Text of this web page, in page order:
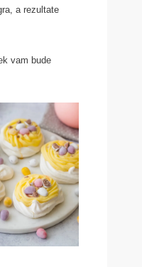
a rezultate
vam bude